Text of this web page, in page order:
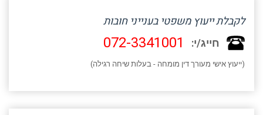
לקבלת ייעוץ משפטי בענייני חובות
חייג/י: 072-3341001
(ייעוץ אישי מעורך דין מומחה - בעלות שיחה רגילה)